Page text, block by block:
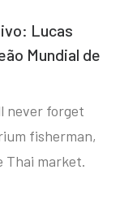
Lucas
Mundial de
never forget
fisherman,
Thai market.